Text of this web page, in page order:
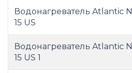
Водонагреватель Atlantic
15 US
Водонагреватель Atlantic
15 US 1